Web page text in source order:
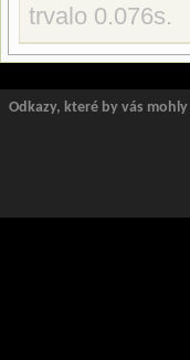
trvalo 0.076s.
Odkazy, které by vás